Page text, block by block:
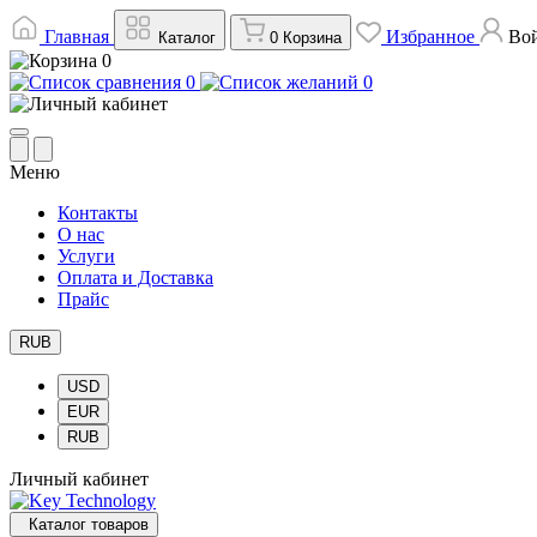
Главная Каталог 0 Корзина Избранное
0
0
0
Меню
Контакты
О нас
Услуги
Оплата и Доставка
Прайс
RUB
USD
EUR
RUB
Личный кабинет
Каталог товаров